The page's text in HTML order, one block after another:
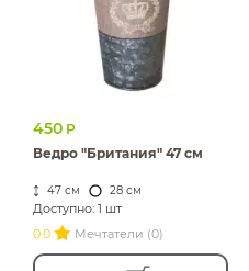
450 Р
Ведро "Британия" 47 см
47 см 28 см
Доступно: 1 шт
0.0
Мечтатели (0)